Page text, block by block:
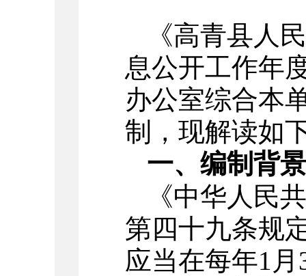
《高青县人
息公开工作年
办公室综合本
制，现解读如
一、编制背景
《中华人民
第四十九条规
应当在每年1